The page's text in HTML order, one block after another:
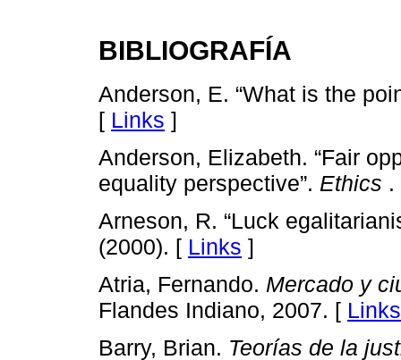
BIBLIOGRAFÍA
Anderson, E. “What is the
[ Links ]
Anderson, Elizabeth. “Fair
equality perspective”. Ethics .
Arneson, R. “Luck
(2000). [ Links ]
Atria, Fernando. Mercado y
Flandes Indiano, 2007. [ Links
Barry, Brian. Teorías de la